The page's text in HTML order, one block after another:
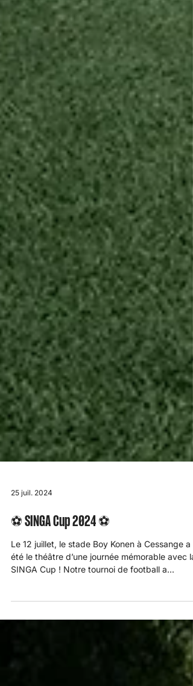
25 juil. 2024
⚽ SINGA Cup 2024 ⚽
Le 12 juillet, le stade Boy Konen à Cessange a
SINGA Cup ! Notre tournoi de football a...